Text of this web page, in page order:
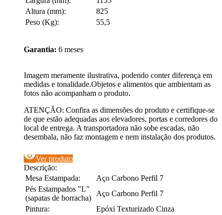
Altura (mm):
825
Peso (Kg):
55,5
Garantia: 6 meses
Imagem meramente ilustrativa, podendo conter diferença em
medidas e tonalidade.Objetos e alimentos que ambientam as
fotos não acompanham o produto.
ATENÇÃO: Confira as dimensões do produto e certifique-se
de que estão adequadas aos elevadores, portas e corredores do
local de entrega. A transportadora não sobe escadas, não
desembala, não faz montagem e nem instalação dos produtos.
visibilityVer produto
Descrição:
Mesa Estampada:
Aço Carbono Perfil 7
Pés Estampados "L"
(sapatas de borracha)
Aço Carbono Perfil 7
Pintura:
Epóxi Texturizado Cinza